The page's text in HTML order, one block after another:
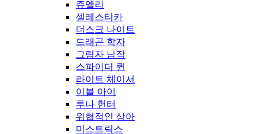
쥬엘리
셀레스티카
더스크 나이트
드래곤 학자
그림자 남작
스파이더 퀸
라이트 체이서
이블 아이
루나 헌터
위협적인 상아
미스트릭스